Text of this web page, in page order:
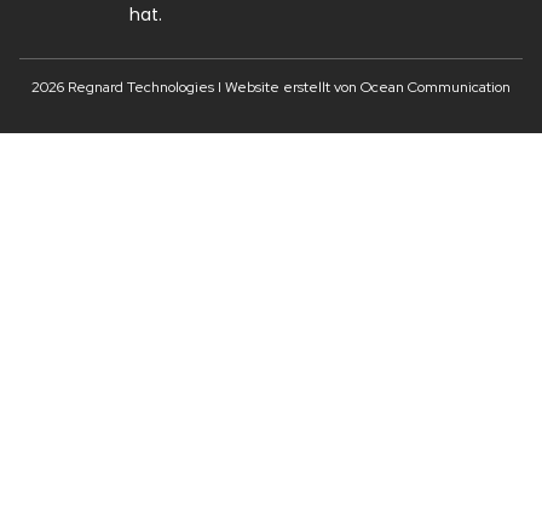
hat.
2026 Regnard Technologies I Website erstellt von Ocean Communication